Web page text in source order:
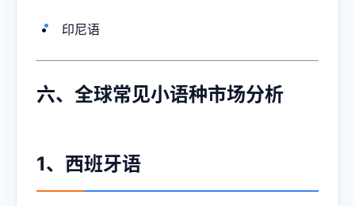
印尼语
六、全球常见小语种市场分析
1、西班牙语